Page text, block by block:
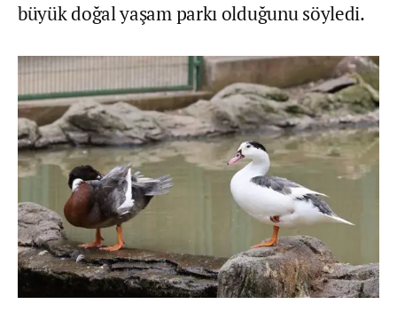
büyük doğal yaşam parkı olduğunu söyledi.